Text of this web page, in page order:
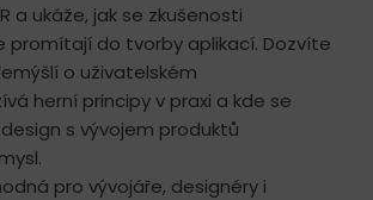
a ukáže, jak se zkušenosti
promítají do tvorby aplikací. Dozvíte
o uživatelském
herní principy v praxi a kde se
s vývojem produktů
pro vývojáře, designéry i